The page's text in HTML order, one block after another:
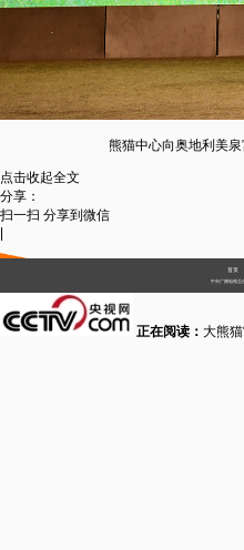
熊猫中心向奥地利美
点击收起全文
分享：
扫一扫 分享到微信
首页
中央广播电视总
正在阅读： 大熊猫